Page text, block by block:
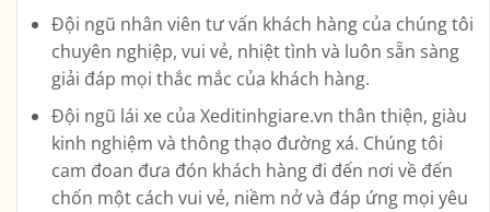
Đội ngũ nhân viên tư vấn khách hàng của chúng tôi
chuyên nghiệp, vui vẻ, nhiệt tình và luôn sẵn sàng
giải đáp mọi thắc mắc của khách hàng.
Đội ngũ lái xe của Xeditinhgiare.vn thân thiện, giàu
kinh nghiệm và thông thạo đường xá. Chúng tôi
cam đoan đưa đón khách hàng đi đến nơi về đến
chốn một cách vui vẻ, niềm nở và đáp ứng mọi yêu